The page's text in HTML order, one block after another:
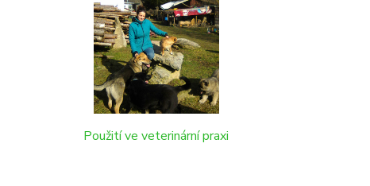
Použití ve veterinární praxi